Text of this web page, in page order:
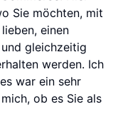
Sie möchten, mit
einen
gleichzeitig
werden. Ich
war ein sehr
ob es Sie als